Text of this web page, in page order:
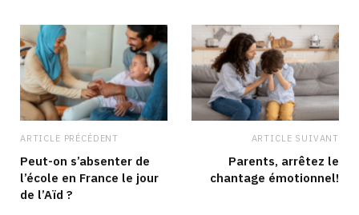
ARTICLE PRÉCÉDENT
Peut-on s’absenter de
l’école en France le jour
de l’Aïd ?
ARTICLE SUIVANT
Parents, arrêtez le
chantage émotionnel!